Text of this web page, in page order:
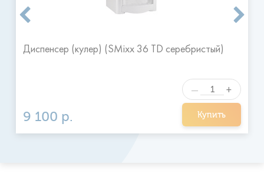
Диспенсер (кулер) (SMixx 36 TD серебристый)
9 100 р. Купить
— +